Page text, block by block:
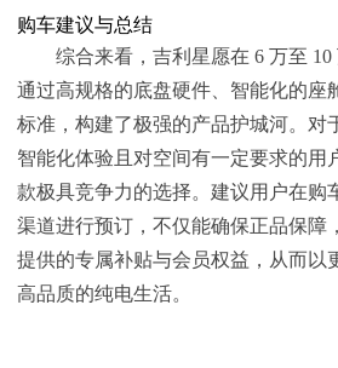
购车建议与总结
综合来看，吉利星愿在 6 万至 10
通过高规格的底盘硬件、智能化的座
标准，构建了极强的产品护城河。对
智能化体验且对空间有一定要求的用
款极具竞争力的选择。建议用户在购
渠道进行预订，不仅能确保正品保障
提供的专属补贴与会员权益，从而以
高品质的纯电生活。